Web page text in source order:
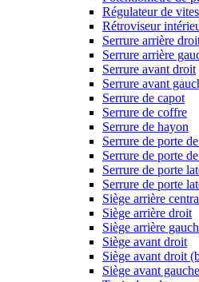
Régulateur de
Rétroviseur
Serrure arrière
Serrure arrière
Serrure avant droit
Serrure avant
Serrure de capot
Serrure de coffre
Serrure de hayon
Serrure de porte
Serrure de porte
Serrure de porte
Serrure de porte
Siège arrière
Siège arrière droit
Siège arrière
Siège avant droit
Siège avant droit
Siège avant gauche